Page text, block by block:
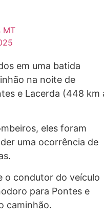
MT
em uma batida
na noite de
e Lacerda (448 km
eles foram
uma ocorrência de
o condutor do veículo
para Pontes e
caminhão.